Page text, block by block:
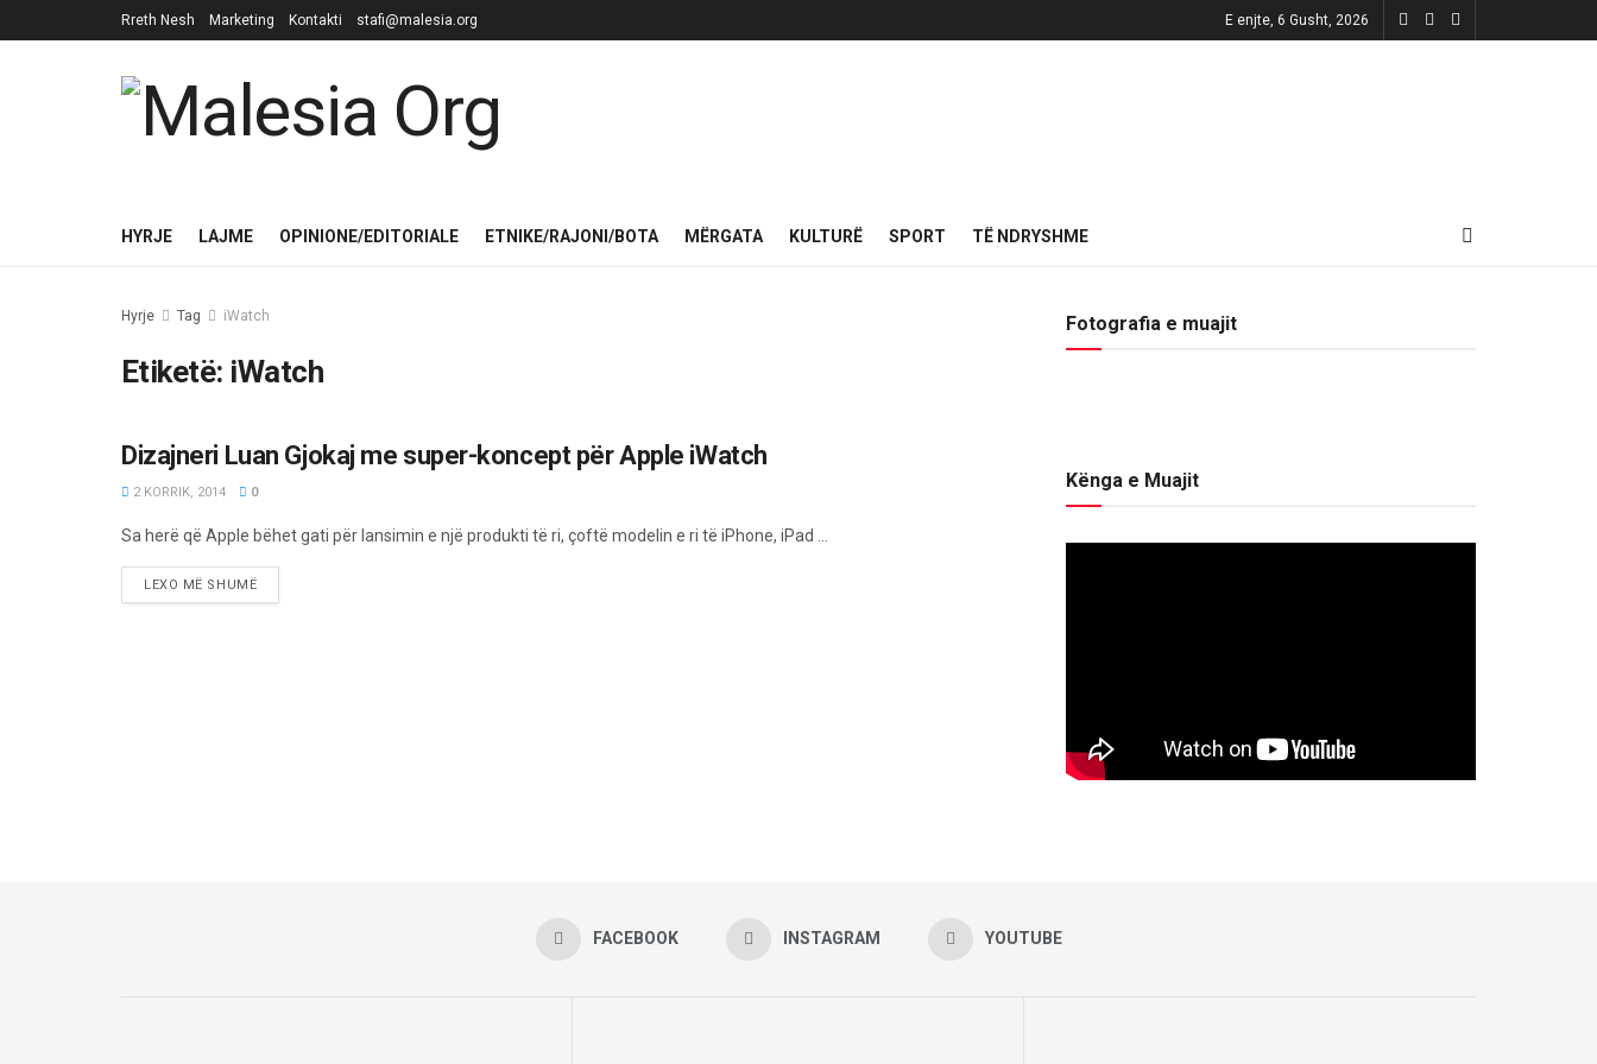
Rreth Nesh Marketing Kontakti stafi@malesia.org E enjte, 6 Gusht, 2026
HYRJE LAJME OPINIONE/EDITORIALE ETNIKE/RAJONI/BOTA MËRGATA KULTURË SPORT TË NDRYSHME
Hyrje Tag iWatch
Etiketë: iWatch
TË NDRYSHME
Dizajneri Luan Gjokaj me super-koncept për Apple iWatch
2 KORRIK, 2014 0
Sa herë që Apple bëhet gati për lansimin e një produkti të ri, çoftë modelin e ri të iPhone, iPad ...
LEXO MË SHUMË
Fotografia e muajit
Kënga e Muajit
FACEBOOK INSTAGRAM YOUTUBE